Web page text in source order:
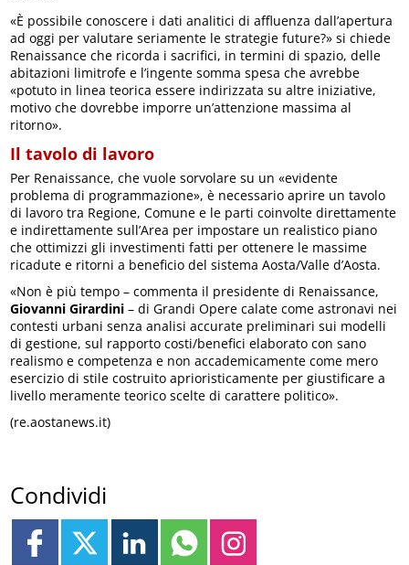
«È possibile conoscere i dati analitici di affluenza dall’apertura
ad oggi per valutare seriamente le strategie future?» si chiede
Renaissance che ricorda i sacrifici, in termini di spazio, delle
abitazioni limitrofe e l’ingente somma spesa che avrebbe
«potuto in linea teorica essere indirizzata su altre iniziative,
motivo che dovrebbe imporre un’attenzione massima al
ritorno».
Il tavolo di lavoro
Per Renaissance, che vuole sorvolare su un «evidente
problema di programmazione», è necessario aprire un tavolo
di lavoro tra Regione, Comune e le parti coinvolte direttamente
e indirettamente sull’Area per impostare un realistico piano
che ottimizzi gli investimenti fatti per ottenere le massime
ricadute e ritorni a beneficio del sistema Aosta/Valle d’Aosta.
«Non è più tempo – commenta il presidente di Renaissance,
Giovanni Girardini– di Grandi Opere calate come astronavi nei
contesti urbani senza analisi accurate preliminari sui modelli
di gestione, sul rapporto costi/benefici elaborato con sano
realismo e competenza e non accademicamente come mero
esercizio di stile costruito aprioristicamente per giustificare a
livello meramente teorico scelte di carattere politico».
(re.aostanews.it)
Condividi